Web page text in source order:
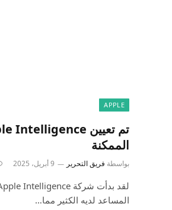
APPLE
الممكنة
بواسطة فريق التحرير 9 أبريل، 2025
المساعد لديه الكثير مما…